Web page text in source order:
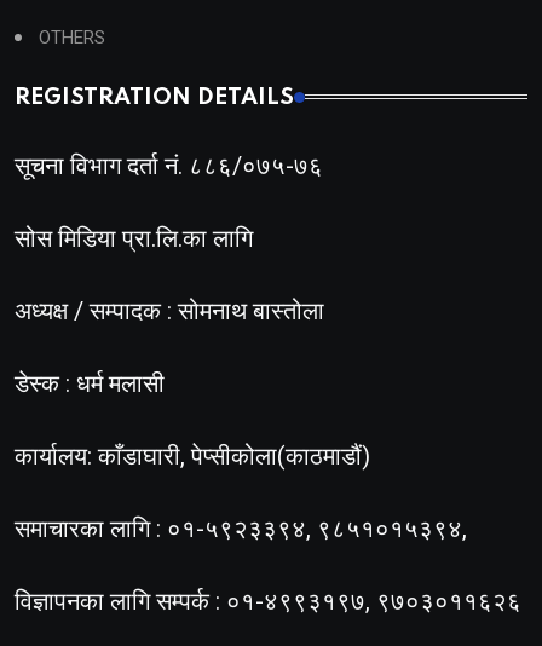
OTHERS
REGISTRATION DETAILS
सूचना विभाग दर्ता नं. ८८६/०७५-७६
सोस मिडिया प्रा.लि.का लागि
अध्यक्ष / सम्पादक : सोमनाथ बास्तोला
डेस्क : धर्म मलासी
कार्यालय: काँडाघारी, पेप्सीकोला(काठमाडौं)
समाचारका लागि : ०१-५९२३३९४, ९८५१०१५३९४,
विज्ञापनका लागि सम्पर्क : ०१-४९९३१९७, ९७०३०११६२६